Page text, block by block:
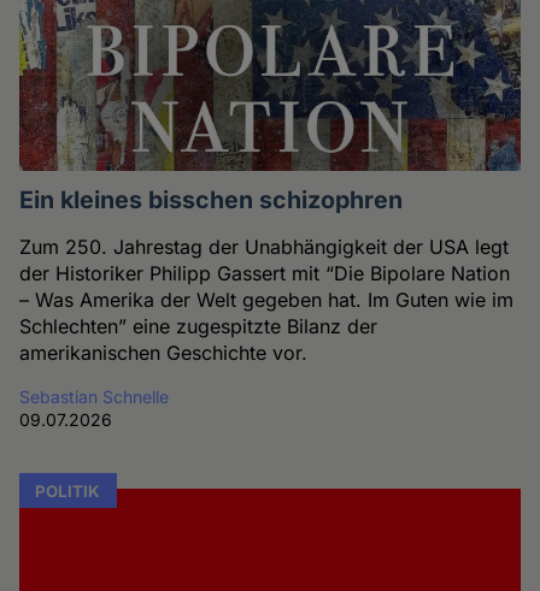
Ein kleines bisschen schizophren
Zum 250. Jahrestag der Unabhängigkeit der USA legt
der Historiker Philipp Gassert mit “Die Bipolare Nation
– Was Amerika der Welt gegeben hat. Im Guten wie im
Schlechten” eine zugespitzte Bilanz der
amerikanischen Geschichte vor.
Sebastian Schnelle
09.07.2026
POLITIK